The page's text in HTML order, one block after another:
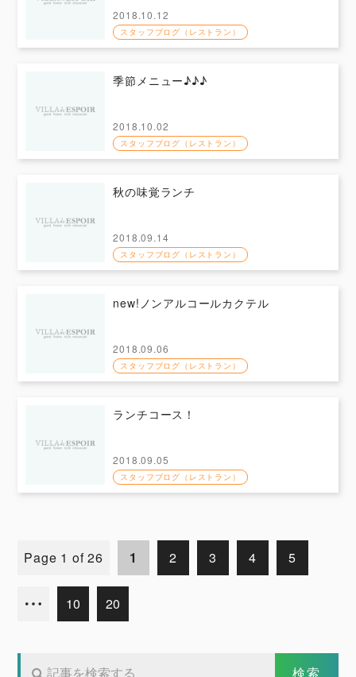
2018.10.12
スタッフブログ（レストラン）
季節メニュー♪♪♪
2018.10.02
スタッフブログ（レストラン）
秋の味覚ランチ
2018.09.14
スタッフブログ（レストラン）
new!ノンアルコールカクテル
2018.09.06
スタッフブログ（レストラン）
ランチコース！
2018.09.05
スタッフブログ（レストラン）
Page 1 of 26 1 2 3 4 5
10 20